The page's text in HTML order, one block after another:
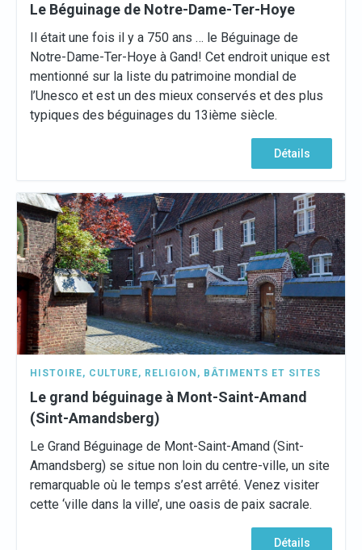
Le Béguinage de Notre-Dame-Ter-Hoye
Il était une fois il y a 750 ans … le Béguinage de
Notre-Dame-Ter-Hoye à Gand! Cet endroit unique est
mentionné sur la liste du patrimoine mondial de
l’Unesco et est un des mieux conservés et des plus
typiques des béguinages du 13ième siècle.
Détails
HISTOIRE, CULTURE, RELIGION , BÂTIMENTS ET SITES
Le grand béguinage à Mont-Saint-Amand
(Sint-Amandsberg)
Le Grand Béguinage de Mont-Saint-Amand (Sint-
Amandsberg) se situe non loin du centre-ville, un site
remarquable où le temps s’est arrêté. Venez visiter
cette ‘ville dans la ville’, une oasis de paix sacrale.
Détails